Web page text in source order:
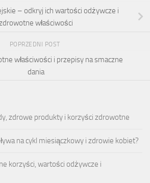
– odkryj ich wartości odżywcze i
właściwości
POPRZEDNI POST
właściwości i przepisy na smaczne
dania
zdrowe produkty i korzyści zdrowotne
na cykl miesiączkowy i zdrowie kobiet?
korzyści, wartości odżywcze i